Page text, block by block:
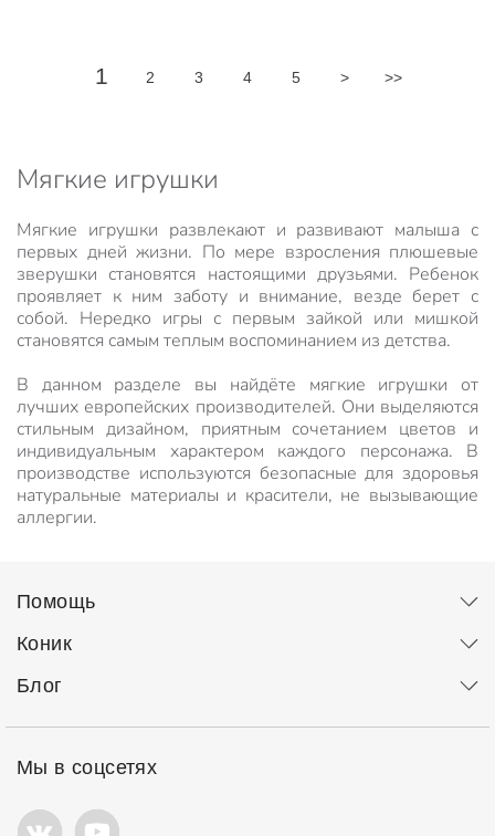
1 2 3 4 5 > >>
Мягкие игрушки
Мягкие игрушки развлекают и развивают малыша с
первых дней жизни. По мере взросления плюшевые
зверушки становятся настоящими друзьями. Ребенок
проявляет к ним заботу и внимание, везде берет с
собой. Нередко игры с первым зайкой или мишкой
становятся самым теплым воспоминанием из детства.
В данном разделе вы найдёте мягкие игрушки от
лучших европейских производителей. Они выделяются
стильным дизайном, приятным сочетанием цветов и
индивидуальным характером каждого персонажа. В
производстве используются безопасные для здоровья
натуральные материалы и красители, не вызывающие
аллергии.
Помощь
Коник
Блог
Мы в соцсетях